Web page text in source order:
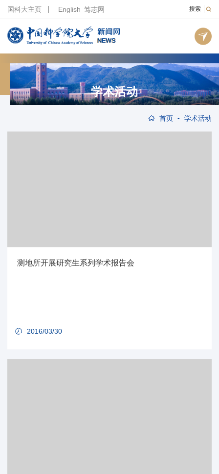
搜索
国科大主页 English 笃志网
学术活动
首页 - 学术活动
测地所开展研究生系列学术报告会
2016/03/30